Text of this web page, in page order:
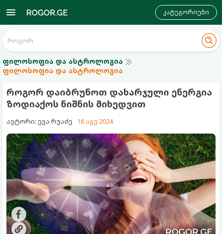
კატეგორიები
ფილოსოფია და ასტროლოგია
ფილოსოფია და ასტროლოგია
როგორ დაიბრუნოთ დახარჯული ენერგია
ზოდიაქოს ნიშნის მიხედვით
ავტორი: ევა რუაძე 16 აგვ 2024